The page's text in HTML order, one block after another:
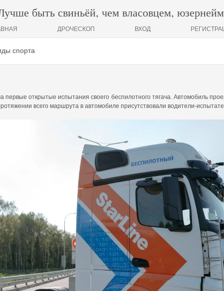
быть свиньёй, чем власовцем,
ДРОЧЕСКОП ВХОД
спорта
открытые испытания своего беспилотного тягача. Автомобиль
всего маршрута в автомобиле присутствовали водители-